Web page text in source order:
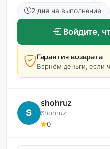
2 дня на выполнение
Войдите,
Гарантия возврата
Вернём деньги, если
S
shohruz
Shohruz
0